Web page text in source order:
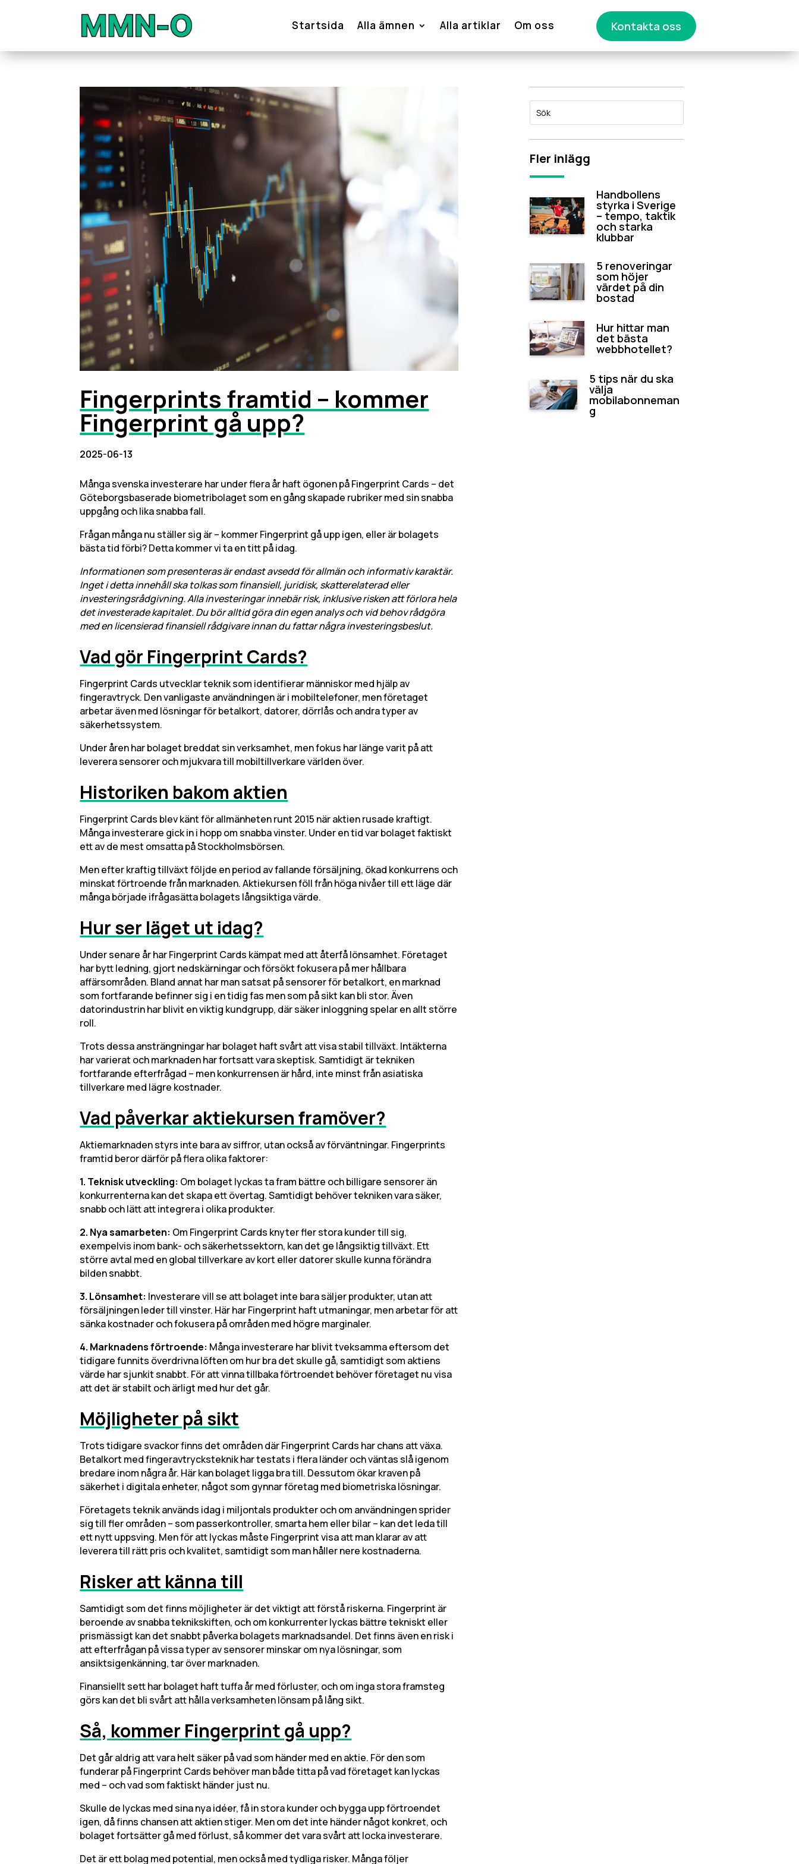
Startsida Alla ämnen Alla artiklar Om oss Kontakta oss
Fingerprints framtid – kommer
Fingerprint gå upp?
2025-06-13
Många svenska investerare har under flera år haft ögonen på Fingerprint Cards – det
Göteborgsbaserade biometribolaget som en gång skapade rubriker med sin snabba
uppgång och lika snabba fall.
Frågan många nu ställer sig är – kommer Fingerprint gå upp igen, eller är bolagets
bästa tid förbi? Detta kommer vi ta en titt på idag.
Informationen som presenteras är endast avsedd för allmän och informativ karaktär.
Inget i detta innehåll ska tolkas som finansiell, juridisk, skatterelaterad eller
investeringsrådgivning. Alla investeringar innebär risk, inklusive risken att förlora hela
det investerade kapitalet. Du bör alltid göra din egen analys och vid behov rådgöra
med en licensierad finansiell rådgivare innan du fattar några investeringsbeslut.
Vad gör Fingerprint Cards?
Fingerprint Cards utvecklar teknik som identifierar människor med hjälp av
fingeravtryck. Den vanligaste användningen är i mobiltelefoner, men företaget
arbetar även med lösningar för betalkort, datorer, dörrlås och andra typer av
säkerhetssystem.
Under åren har bolaget breddat sin verksamhet, men fokus har länge varit på att
leverera sensorer och mjukvara till mobiltillverkare världen över.
Historiken bakom aktien
Fingerprint Cards blev känt för allmänheten runt 2015 när aktien rusade kraftigt.
Många investerare gick in i hopp om snabba vinster. Under en tid var bolaget faktiskt
ett av de mest omsatta på Stockholmsbörsen.
Men efter kraftig tillväxt följde en period av fallande försäljning, ökad konkurrens och
minskat förtroende från marknaden. Aktiekursen föll från höga nivåer till ett läge där
många började ifrågasätta bolagets långsiktiga värde.
Hur ser läget ut idag?
Under senare år har Fingerprint Cards kämpat med att återfå lönsamhet. Företaget
har bytt ledning, gjort nedskärningar och försökt fokusera på mer hållbara
affärsområden. Bland annat har man satsat på sensorer för betalkort, en marknad
som fortfarande befinner sig i en tidig fas men som på sikt kan bli stor. Även
datorindustrin har blivit en viktig kundgrupp, där säker inloggning spelar en allt större
roll.
Trots dessa ansträngningar har bolaget haft svårt att visa stabil tillväxt. Intäkterna
har varierat och marknaden har fortsatt vara skeptisk. Samtidigt är tekniken
fortfarande efterfrågad – men konkurrensen är hård, inte minst från asiatiska
tillverkare med lägre kostnader.
Vad påverkar aktiekursen framöver?
Aktiemarknaden styrs inte bara av siffror, utan också av förväntningar. Fingerprints
framtid beror därför på flera olika faktorer:
1. Teknisk utveckling: Om bolaget lyckas ta fram bättre och billigare sensorer än
konkurrenterna kan det skapa ett övertag. Samtidigt behöver tekniken vara säker,
snabb och lätt att integrera i olika produkter.
2. Nya samarbeten: Om Fingerprint Cards knyter fler stora kunder till sig,
exempelvis inom bank- och säkerhetssektorn, kan det ge långsiktig tillväxt. Ett
större avtal med en global tillverkare av kort eller datorer skulle kunna förändra
bilden snabbt.
3. Lönsamhet: Investerare vill se att bolaget inte bara säljer produkter, utan att
försäljningen leder till vinster. Här har Fingerprint haft utmaningar, men arbetar för att
sänka kostnader och fokusera på områden med högre marginaler.
4. Marknadens förtroende: Många investerare har blivit tveksamma eftersom det
tidigare funnits överdrivna löften om hur bra det skulle gå, samtidigt som aktiens
värde har sjunkit snabbt. För att vinna tillbaka förtroendet behöver företaget nu visa
att det är stabilt och ärligt med hur det går.
Möjligheter på sikt
Trots tidigare svackor finns det områden där Fingerprint Cards har chans att växa.
Betalkort med fingeravtrycksteknik har testats i flera länder och väntas slå igenom
bredare inom några år. Här kan bolaget ligga bra till. Dessutom ökar kraven på
säkerhet i digitala enheter, något som gynnar företag med biometriska lösningar.
Företagets teknik används idag i miljontals produkter och om användningen sprider
sig till fler områden – som passerkontroller, smarta hem eller bilar – kan det leda till
ett nytt uppsving. Men för att lyckas måste Fingerprint visa att man klarar av att
leverera till rätt pris och kvalitet, samtidigt som man håller nere kostnaderna.
Risker att känna till
Samtidigt som det finns möjligheter är det viktigt att förstå riskerna. Fingerprint är
beroende av snabba teknikskiften, och om konkurrenter lyckas bättre tekniskt eller
prismässigt kan det snabbt påverka bolagets marknadsandel. Det finns även en risk i
att efterfrågan på vissa typer av sensorer minskar om nya lösningar, som
ansiktsigenkänning, tar över marknaden.
Finansiellt sett har bolaget haft tuffa år med förluster, och om inga stora framsteg
görs kan det bli svårt att hålla verksamheten lönsam på lång sikt.
Så, kommer Fingerprint gå upp?
Det går aldrig att vara helt säker på vad som händer med en aktie. För den som
funderar på Fingerprint Cards behöver man både titta på vad företaget kan lyckas
med – och vad som faktiskt händer just nu.
Skulle de lyckas med sina nya idéer, få in stora kunder och bygga upp förtroendet
igen, då finns chansen att aktien stiger. Men om det inte händer något konkret, och
bolaget fortsätter gå med förlust, så kommer det vara svårt att locka investerare.
Det är ett bolag med potential, men också med tydliga risker. Många följer
Fler inlägg
Handbollens
styrka i Sverige
– tempo, taktik
och starka
klubbar
5 renoveringar
som höjer
värdet på din
bostad
Hur hittar man
det bästa
webbhotellet?
5 tips när du ska
välja
mobilabonneman
g